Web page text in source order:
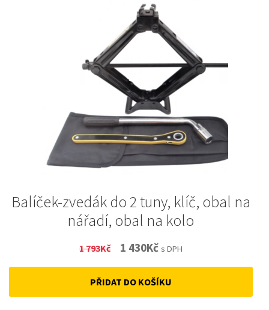
Balíček-zvedák do 2 tuny, klíč, obal na
nářadí, obal na kolo
1 793Kč
Original
price
was:
1 430KčCurrent
price
is:
s DPH
PŘIDAT DO KOŠÍKU